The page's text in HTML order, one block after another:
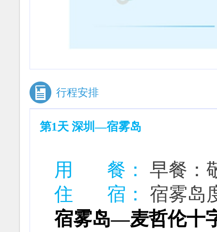
行程安排
第1天 深圳—宿雾岛
用 餐：
早餐：
住 宿：
宿雾岛
宿雾岛—麦哲伦十